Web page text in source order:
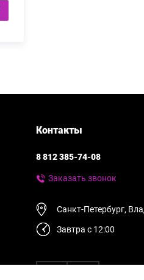
Контакты
8 812 385-74-08
Заказать звонок
Санкт-Петербург,
Завтра с 12:00